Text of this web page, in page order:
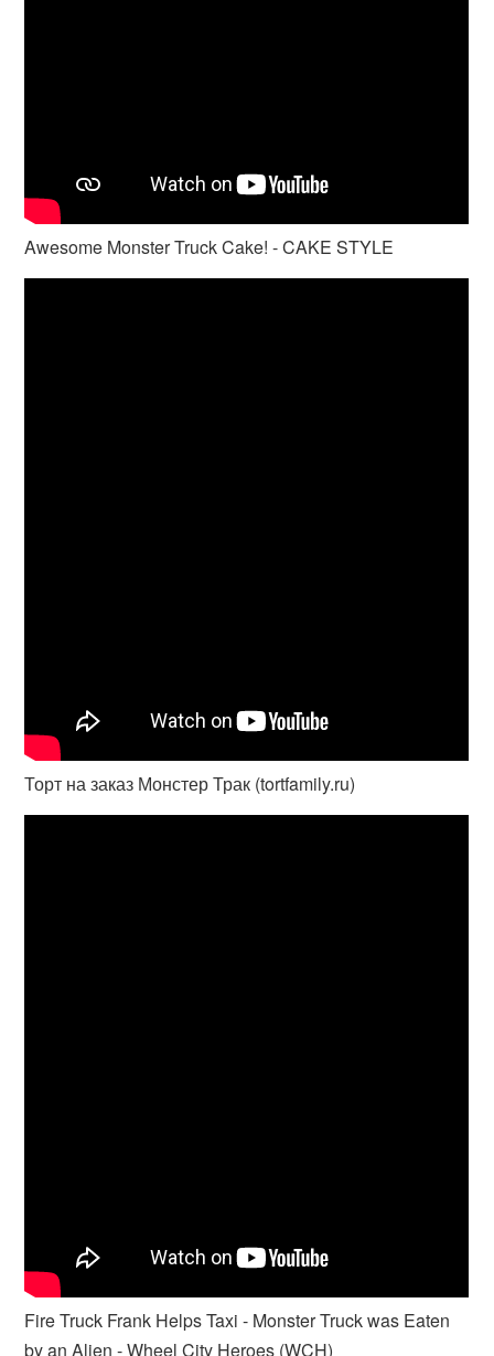
Awesome Monster Truck Cake! - CAKE STYLE
Торт на заказ Монстер Трак (tortfamily.ru)
Fire Truck Frank Helps Taxi - Monster Truck was Eaten
by an Alien - Wheel City Heroes (WCH)